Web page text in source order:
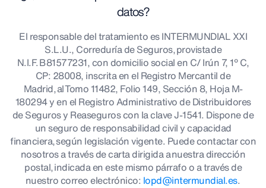
datos?
El responsable del tratamiento es INTERMUNDIAL XXI
S.L.U., Correduría de Seguros, provista de
N.I.F. B81577231, con domicilio social en C/ Irún 7, 1º C,
CP: 28008, inscrita en el Registro Mercantil de
Madrid, al Tomo 11482, Folio 149, Sección 8, Hoja M-
180294 y en el Registro Administrativo de Distribuidores
de Seguros y Reaseguros con la clave J-1541. Dispone de
un seguro de responsabilidad civil y capacidad
financiera, según legislación vigente. Puede contactar con
nosotros a través de carta dirigida a nuestra dirección
postal, indicada en este mismo párrafo o a través de
nuestro correo electrónico: lopd@intermundial.es.